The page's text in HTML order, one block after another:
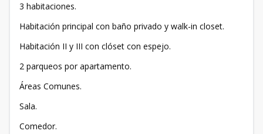
3 habitaciones.
Habitación principal con baño privado y walk-in closet.
Habitación II y III con clóset con espejo.
2 parqueos por apartamento.
Áreas Comunes.
Sala.
Comedor.